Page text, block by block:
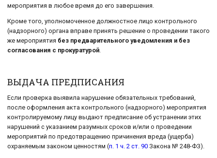
мероприятия в любое время до его завершения.
Кроме того, уполномоченное должностное лицо контрольного
(надзорного) органа вправе принять решение о проведении такого
же мероприятия без предварительного уведомления и без
согласования с прокуратурой.
ВЫДАЧА ПРЕДПИСАНИЯ
Если проверка выявила нарушение обязательных требований,
после оформления акта контрольного (надзорного) мероприятия
контролируемому лицу выдают предписание об устранении этих
нарушений с указанием разумных сроков и/или о проведении
мероприятий по предотвращению причинения вреда (ущерба)
охраняемым законом ценностям (п. 1 ч. 2 ст. 90 Закона № 248-ФЗ).